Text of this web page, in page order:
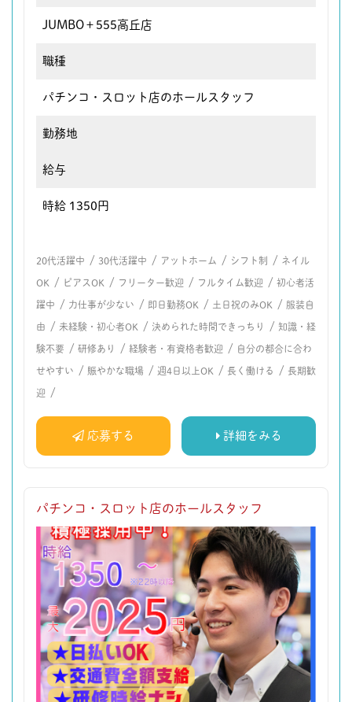
JUMBO＋555高丘店
職種
パチンコ・スロット店のホールスタッフ
勤務地
給与
時給 1350円
20代活躍中 / 30代活躍中 / アットホーム / シフト制 / ネイル
OK / ピアスOK / フリーター歓迎 / フルタイム歓迎 / 初心者活
躍中 / 力仕事が少ない / 即日勤務OK / 土日祝のみOK / 服装自
由 / 未経験・初心者OK / 決められた時間できっちり / 知識・経
験不要 / 研修あり / 経験者・有資格者歓迎 / 自分の都合に合わ
せやすい / 賑やかな職場 / 週4日以上OK / 長く働ける / 長期歓
迎 /
応募する 詳細をみる
パチンコ・スロット店のホールスタッフ